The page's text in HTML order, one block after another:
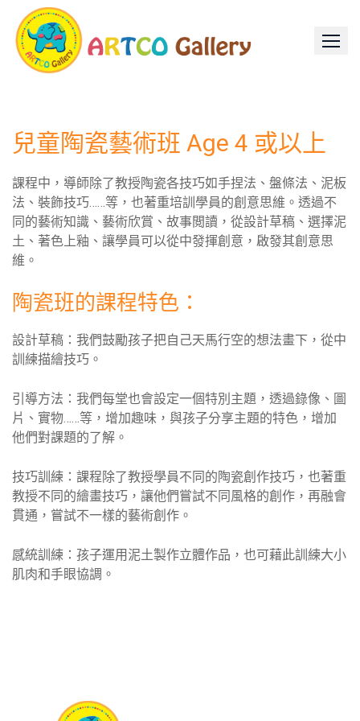
content
兒童陶瓷藝術班 Age 4 或以上
課程中，導師除了教授陶瓷各技巧如手捏法、盤條法、泥板
法、裝飾技巧……等，也著重培訓學員的創意思維。透過不
同的藝術知識、藝術欣賞、故事閲讀，從設計草稿、選擇泥
土、著色上釉、讓學員可以從中發揮創意，啟發其創意思
維。
陶瓷班的課程特色：
設計草稿：我們鼓勵孩子把自己天馬行空的想法畫下，從中
訓練描繪技巧。
引導方法：我們每堂也會設定一個特別主題，透過錄像、圖
片、實物……等，增加趣味，與孩子分享主題的特色，增加
他們對課題的了解。
技巧訓練：課程除了教授學員不同的陶瓷創作技巧，也著重
教授不同的繪畫技巧，讓他們嘗試不同風格的創作，再融會
貫通，嘗試不一樣的藝術創作。
感統訓練：孩子運用泥土製作立體作品，也可藉此訓練大小
肌肉和手眼協調。